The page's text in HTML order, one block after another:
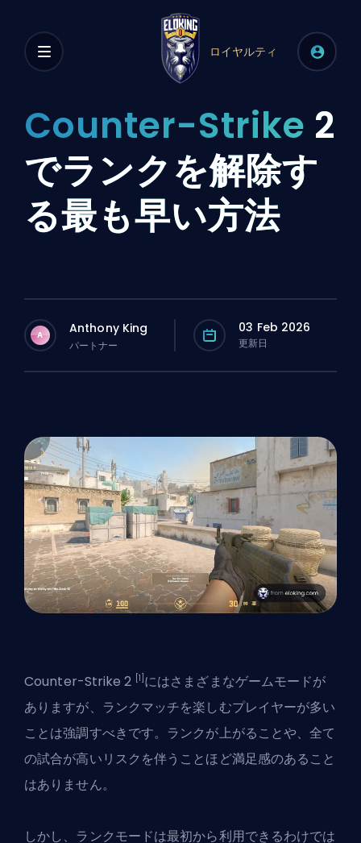
ロイヤルティ
Counter-Strike 2
でランクを解除す
る最も早い方法
A Anthony King
パートナー
03 Feb 2026
更新日
Counter-Strike 2 [1] にはさまざまなゲームモードが
ありますが、ランクマッチを楽しむプレイヤーが多い
ことは強調すべきです。ランクが上がることや、全て
の試合が高いリスクを伴うことほど満足感のあること
はありません。
しかし、ランクモードは最初から利用できるわけでは